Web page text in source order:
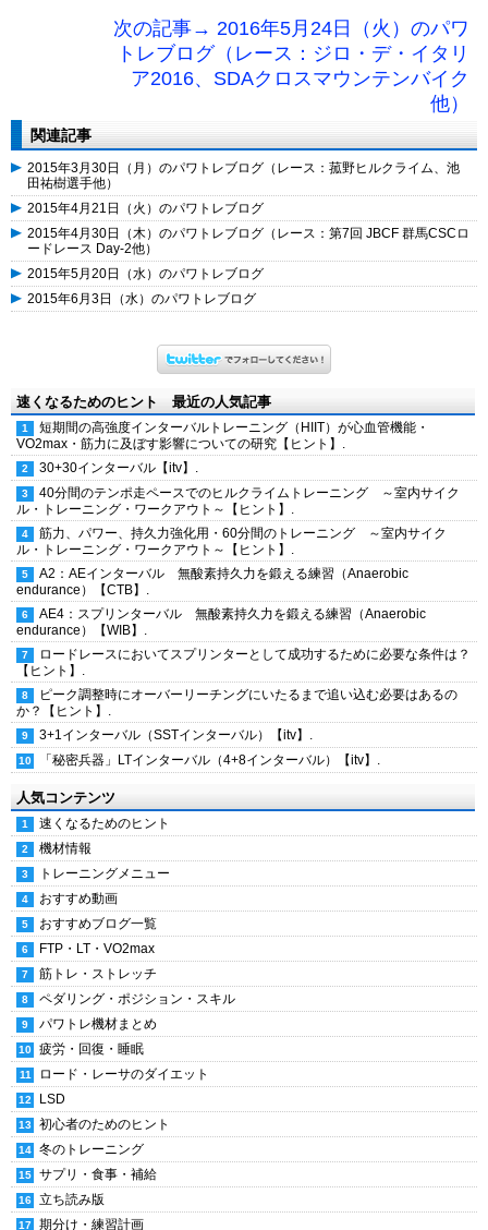
次の記事→ 2016年5月24日（火）のパワ
トレブログ（レース：ジロ・デ・イタリ
ア2016、SDAクロスマウンテンバイク
他）
関連記事
2015年3月30日（月）のパワトレブログ（レース：菰野ヒルクライム、池
田祐樹選手他）
2015年4月21日（火）のパワトレブログ
2015年4月30日（木）のパワトレブログ（レース：第7回 JBCF 群馬CSCロ
ードレース Day-2他）
2015年5月20日（水）のパワトレブログ
2015年6月3日（水）のパワトレブログ
速くなるためのヒント 最近の人気記事
短期間の高強度インターバルトレーニング（HIIT）が心血管機能・
VO2max・筋力に及ぼす影響についての研究【ヒント】.
30+30インターバル【itv】.
40分間のテンポ走ペースでのヒルクライムトレーニング ～室内サイク
ル・トレーニング・ワークアウト～【ヒント】.
筋力、パワー、持久力強化用・60分間のトレーニング ～室内サイク
ル・トレーニング・ワークアウト～【ヒント】.
A2：AEインターバル 無酸素持久力を鍛える練習（Anaerobic
endurance）【CTB】.
AE4：スプリンターバル 無酸素持久力を鍛える練習（Anaerobic
endurance）【WIB】.
ロードレースにおいてスプリンターとして成功するために必要な条件は？
【ヒント】.
ピーク調整時にオーバーリーチングにいたるまで追い込む必要はあるの
か？【ヒント】.
3+1インターバル（SSTインターバル）【itv】.
「秘密兵器」LTインターバル（4+8インターバル）【itv】.
人気コンテンツ
速くなるためのヒント
機材情報
トレーニングメニュー
おすすめ動画
おすすめブログ一覧
FTP・LT・VO2max
筋トレ・ストレッチ
ペダリング・ポジション・スキル
パワトレ機材まとめ
疲労・回復・睡眠
ロード・レーサのダイエット
LSD
初心者のためのヒント
冬のトレーニング
サプリ・食事・補給
立ち読み版
期分け・練習計画